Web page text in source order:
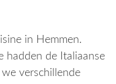
in Hemmen.
hadden de Italiaanse
verschillende